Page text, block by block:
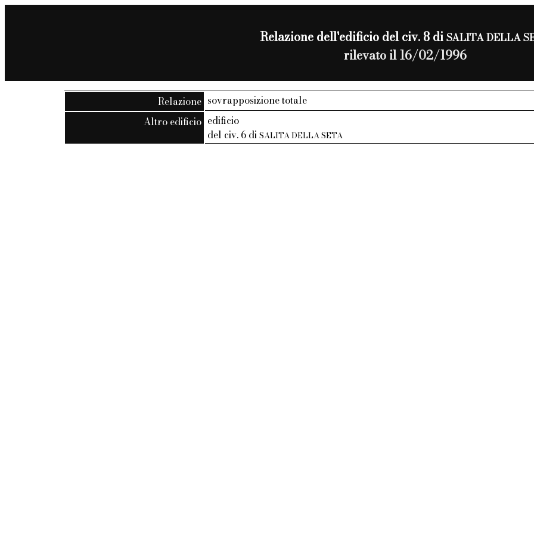
Relazione dell'edificio del civ. 8 diSALITA DELLA
rilevato il 16/02/1996
Relazione sovrapposizione totale
Altro edificio edificio
del civ. 6 diSALITA DELLA SETA